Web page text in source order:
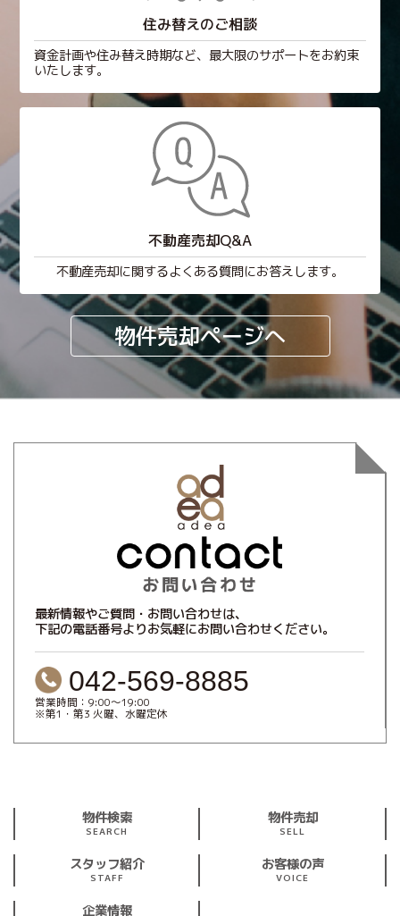
住み替えのご相談
資金計画や住み替え時期など、最大限のサポートをお約束
いたします。
不動産売却Q&A
不動産売却に関するよくある質問にお答えします。
物件売却ページへ
最新情報やご質問・お問い合わせは、
下記の電話番号よりお気軽にお問い合わせください。
042-569-8885
営業時間：9:00～19:00
※第1・第3 火曜、水曜定休
物件検索
SEARCH
物件売却
SELL
スタッフ紹介
STAFF
お客様の声
VOICE
企業情報